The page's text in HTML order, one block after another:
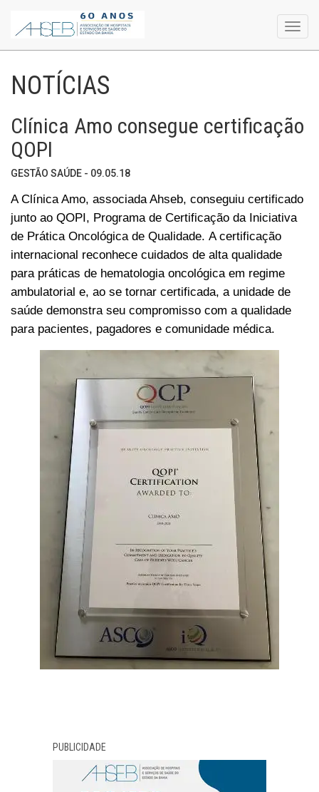
NOTÍCIAS
Clínica Amo consegue certificação
QOPI
GESTÃO SAÚDE - 09.05.18
A Clínica Amo, associada Ahseb, conseguiu certificado
junto ao QOPI, Programa de Certificação da Iniciativa
de Prática Oncológica de Qualidade. A certificação
internacional reconhece cuidados de alta qualidade
para práticas de hematologia oncológica em regime
ambulatorial e, ao se tornar certificada, a unidade de
saúde demonstra seu compromisso com a qualidade
para pacientes, pagadores e comunidade médica.
PUBLICIDADE